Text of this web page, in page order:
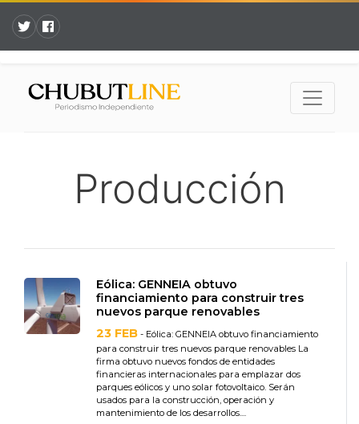
Producción
Eólica: GENNEIA obtuvo
financiamiento para construir tres
nuevos parque renovables
23 FEB - Eólica: GENNEIA obtuvo financiamiento
para construir tres nuevos parque renovables La
firma obtuvo nuevos fondos de entidades
financieras internacionales para emplazar dos
parques eólicos y uno solar fotovoltaico. Serán
usados para la construcción, operación y
mantenimiento de los desarrollos....